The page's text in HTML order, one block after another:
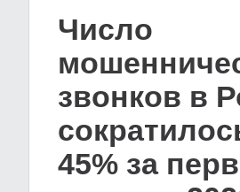
Число
звонков в
45% за